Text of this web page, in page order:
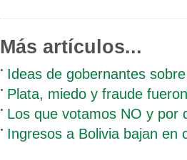
Más artículos...
Ideas de gobernantes
Plata, miedo y fraude
Los que votamos NO y por
Ingresos a Bolivia bajan en